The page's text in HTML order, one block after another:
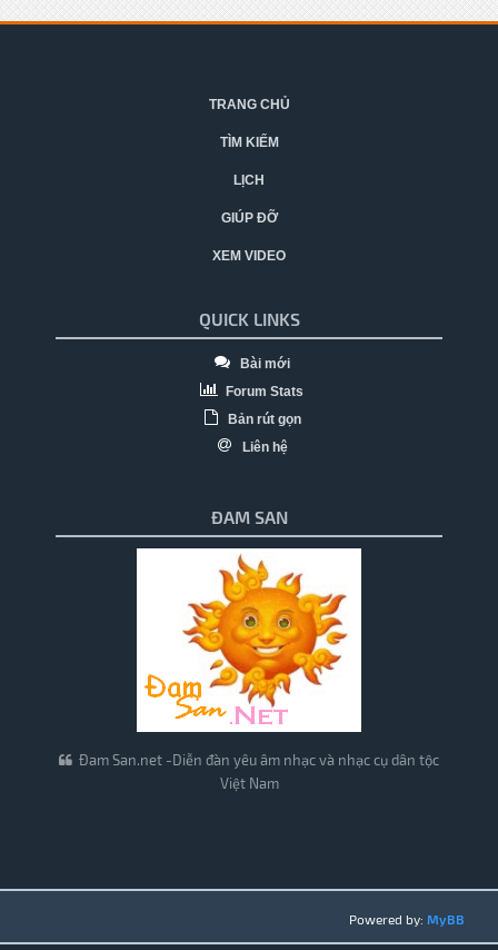
TRANG CHỦ
TÌM KIẾM
LỊCH
GIÚP ĐỠ
XEM VIDEO
QUICK LINKS
Bài mới
Forum Stats
Bản rút gọn
Liên hệ
ĐAM SAN
Đam San.net -Diễn đàn yêu âm nhạc và nhạc cụ dân tộc
Việt Nam
Powered by: MyBB